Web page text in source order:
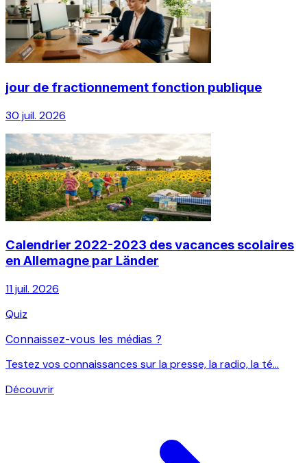
jour de fractionnement fonction publique
30 juil. 2026
Calendrier 2022-2023 des vacances scolaires
en Allemagne par Länder
11 juil. 2026
Quiz
Connaissez-vous les médias ?
Testez vos connaissances sur la presse, la radio, la té...
Découvrir